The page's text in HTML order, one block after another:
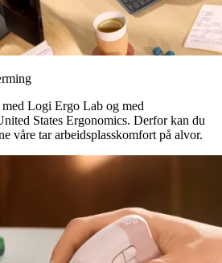
Logi Ergo Lab og med
States Ergonomics. Derfor kan du
våre tar arbeidsplasskomfort på alvor.